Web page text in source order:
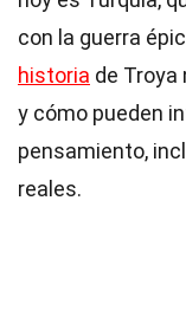
con la guerra
historia de Troya
y cómo pueden
pensamiento,
reales.